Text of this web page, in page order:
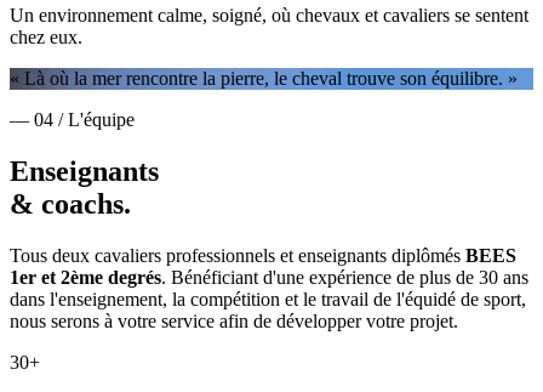
Un environnement calme, soigné, où chevaux et cavaliers se sentent
chez eux.
« Là où la mer rencontre la pierre, le cheval trouve son équilibre. »
— 04 / L'équipe
Enseignants
& coachs.
Tous deux cavaliers professionnels et enseignants diplômés BEES
1er et 2ème degrés. Bénéficiant d'une expérience de plus de 30 ans
dans l'enseignement, la compétition et le travail de l'équidé de sport,
nous serons à votre service afin de développer votre projet.
30+